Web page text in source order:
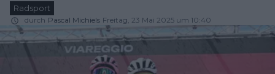
Radsport
durch Pascal Michiels Freitag, 23 Mai 2025 um 10:40